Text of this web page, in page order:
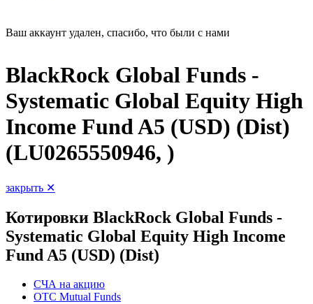
Ваш аккаунт удален, спасибо, что были с нами
BlackRock Global Funds -
Systematic Global Equity High
Income Fund A5 (USD) (Dist)
(LU0265550946, )
закрыть ✕
Котировки BlackRock Global Funds -
Systematic Global Equity High Income
Fund A5 (USD) (Dist)
СЧА на акцию
OTC Mutual Funds